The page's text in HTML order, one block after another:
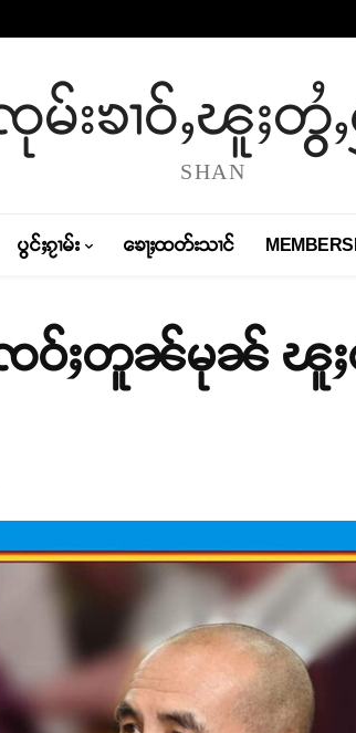
မ်းၶၢဝ်ႇၽူႈတွႆႇ
SHAN
ပွင်ႈၵႂၢမ်း ၶေႃႈထတ်းသၢင်
ၸဝ်ႈတူၼ်မုၼ် ၽူ